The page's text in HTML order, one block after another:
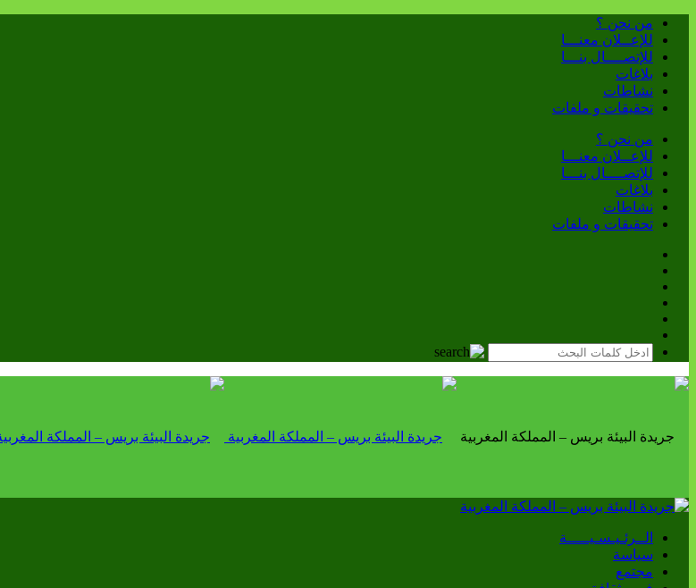
من نحن ؟
للإعــلان معنـــا
للإتصــــال بنـــا
بلاغات
نشاطات
تحقيقات و ملفات
من نحن ؟
للإعــلان معنـــا
للإتصــــال بنـــا
بلاغات
نشاطات
تحقيقات و ملفات
الــرئـيـسـيـــــة
سياسة
مجتمع